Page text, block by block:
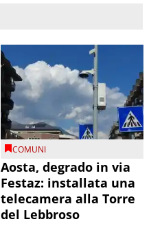
COMUNI
Aosta, degrado in via
Festaz: installata una
telecamera alla Torre
del Lebbroso